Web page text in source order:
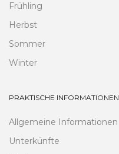
Frühling
Herbst
Sommer
Winter
PRAKTISCHE INFORMATIONEN
Allgemeine Informationen
Unterkünfte